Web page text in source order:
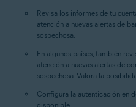
Revisa los informes de tu
atención a nuevas alertas de
sospechosa.
En algunos países, también
atención a nuevas alertas de
sospechosa. Valora la
Configura la autenticación en
disponible.